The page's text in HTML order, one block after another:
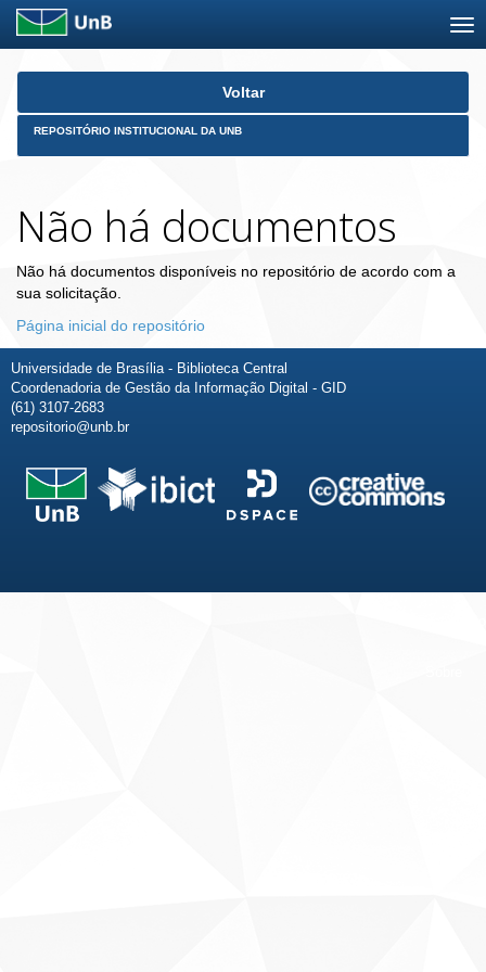
Skip
Voltar
REPOSITÓRIO INSTITUCIONAL DA UNB
Não há documentos
Não há documentos disponíveis no repositório de acordo com a
sua solicitação.
Página inicial do repositório
Universidade de Brasília - Biblioteca Central
Coordenadoria de Gestão da Informação Digital - GID
(61) 3107-2683
repositorio@unb.br